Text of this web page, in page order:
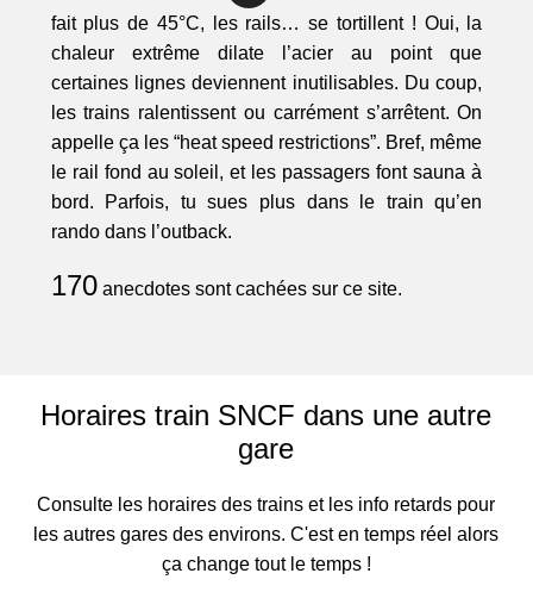
fait plus de 45°C, les rails… se tortillent ! Oui, la
chaleur extrême dilate l’acier au point que
certaines lignes deviennent inutilisables. Du coup,
les trains ralentissent ou carrément s’arrêtent. On
appelle ça les “heat speed restrictions”. Bref, même
le rail fond au soleil, et les passagers font sauna à
bord. Parfois, tu sues plus dans le train qu’en
rando dans l’outback.
170anecdotes sont cachées sur ce site.
Horaires train SNCF dans une autre
gare
Consulte les horaires des trains et les info retards pour
les autres gares des environs. C'est en temps réel alors
ça change tout le temps !